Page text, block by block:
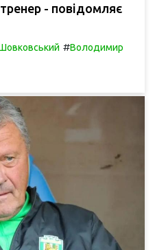
тренер - повідомляє
#Володимир